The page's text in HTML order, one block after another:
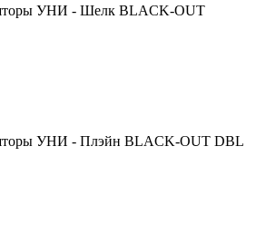
УНИ - Шелк BLACK-OUT
УНИ - Плэйн BLACK-OUT DBL